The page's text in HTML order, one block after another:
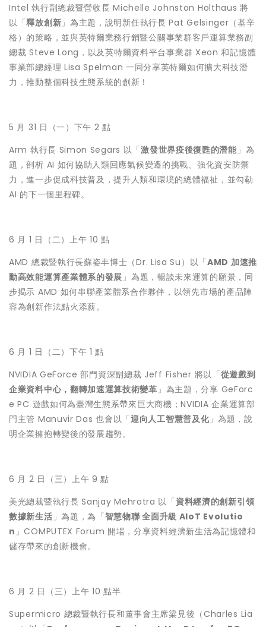
Intel 執行副總裁暨營收長 Michelle Johnston Holthaus 將
以「釋放創新」為主題，說明新任執行長 Pat Gelsinger（基辛
格）的策略，並與英特爾業務行銷暨公關事業群客戶運算業務副
總裁 Steve Long，以及英特爾資料平台事業群 Xeon 和記憶體
事業部總經理 Lisa Spelman 一同分享英特爾如何擴大科技潛
力，推動整個科技生態系統的創新！
5 月 31 日（一）下午 2 點
Arm 執行長 Simon Segars 以「激發世界疫後復甦的潛能」為
題，剖析 AI 如何協助人類回應氣候變遷的挑戰、強化資安防禦
力，進一步促成科技普及，提升人類和環境的總體福祉，並勾勒
AI 的下一個里程碑。
6 月 1 日（二）上午 10 點
AMD 總裁暨執行長蘇姿丰博士（Dr. Lisa Su）以「AMD 加速推
動高效能運算產業體系的發展」為題，暢談未來運算的願景，同
步揭示 AMD 如何串聯產業體系合作夥伴，以領先市場的產品陣
容為創新作法點火添薪。
6 月 1 日（二）下午 1 點
NVIDIA GeForce 部門資深副總裁 Jeff Fisher 將以「從遊戲到
企業資料中心，翻轉加速運算技術變革」為主題，分享 GeForc
e PC 遊戲如何為臺灣生態系帶來巨大商機；NVIDIA 企業運算部
門主管 Manuvir Das 也會以「迎向人工智慧普及化」為題，說
明企業擁抱轉變後的發展趨勢。
6 月 2 日（三）上午 9 點
美光總裁暨執行長 Sanjay Mehrotra 以「資料經濟的創新引領
數據新生活」為題，為「智慧物聯 全面升級 AIoT Evolutio
n 」COMPUTEX Forum 開場，分享資料經濟新生活為記憶體和
儲存帶來的創新機會。
6 月 2 日（三）上午 10 點半
Supermicro 總裁暨執行長和董事會主席梁見後（Charles Lia